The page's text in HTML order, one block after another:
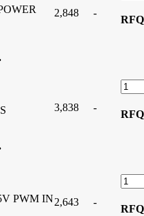
2,848 -
RFQ
3,838 -
RFQ
PWM IN2,643 -
RFQ